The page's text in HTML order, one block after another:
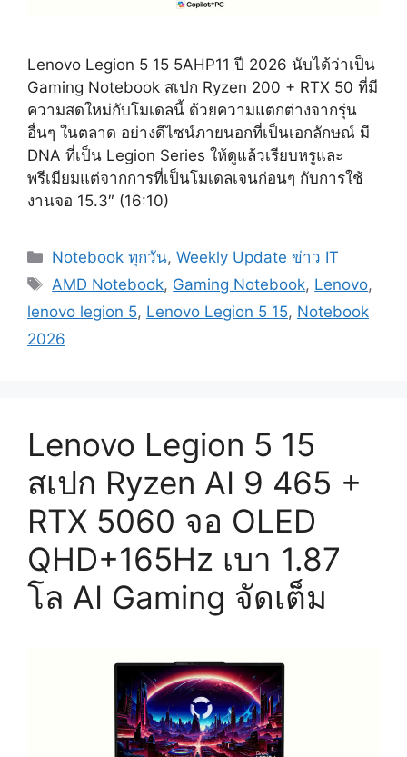
Lenovo Legion 5 15 5AHP11 ปี 2026 นับได้ว่าเป็น
Gaming Notebook สเปก Ryzen 200 + RTX 50 ที่มี
ความสดใหม่กับโมเดลนี้ ด้วยความแตกต่างจากรุ่น
อื่นๆ ในตลาด อย่างดีไซน์ภายนอกที่เป็นเอกลักษณ์ มี
DNA ที่เป็น Legion Series ให้ดูแล้วเรียบหรูและ
พรีเมียมแต่จากการที่เป็นโมเดลเจนก่อนๆ กับการใช้
งานจอ 15.3″ (16:10)
Categories
Notebook ทุกวัน,Weekly Update ข่าว IT
Tags
AMD Notebook, Gaming Notebook, Lenovo,
lenovo legion 5, Lenovo Legion 5 15, Notebook
2026
Lenovo Legion 5 15
สเปก Ryzen AI 9 465 +
RTX 5060 จอ OLED
QHD+165Hz เบา 1.87
โล AI Gaming จัดเต็ม